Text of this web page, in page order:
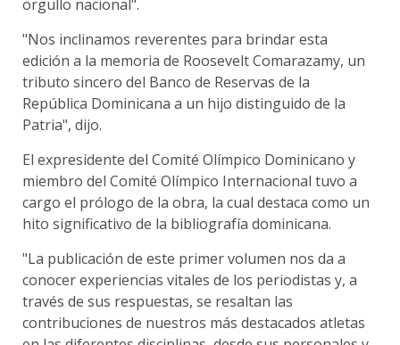
orgullo nacional".
"Nos inclinamos reverentes para brindar esta
edición a la memoria de Roosevelt Comarazamy, un
tributo sincero del Banco de Reservas de la
República Dominicana a un hijo distinguido de la
Patria", dijo.
El expresidente del Comité Olímpico Dominicano y
miembro del Comité Olímpico Internacional tuvo a
cargo el prólogo de la obra, la cual destaca como un
hito significativo de la bibliografía dominicana.
"La publicación de este primer volumen nos da a
conocer experiencias vitales de los periodistas y, a
través de sus respuestas, se resaltan las
contribuciones de nuestros más destacados atletas